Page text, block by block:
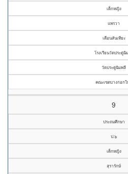
เด็กหญิง
แพรวา
เตือนสันเทียะ
โรงเรียนวัดประดู่ฉิ
วัดประดู่ฉิมพลี
คณะเขตบางกอก
9
ประถมศึกษา
ป.๖
เด็กหญิง
สุรารักษ์